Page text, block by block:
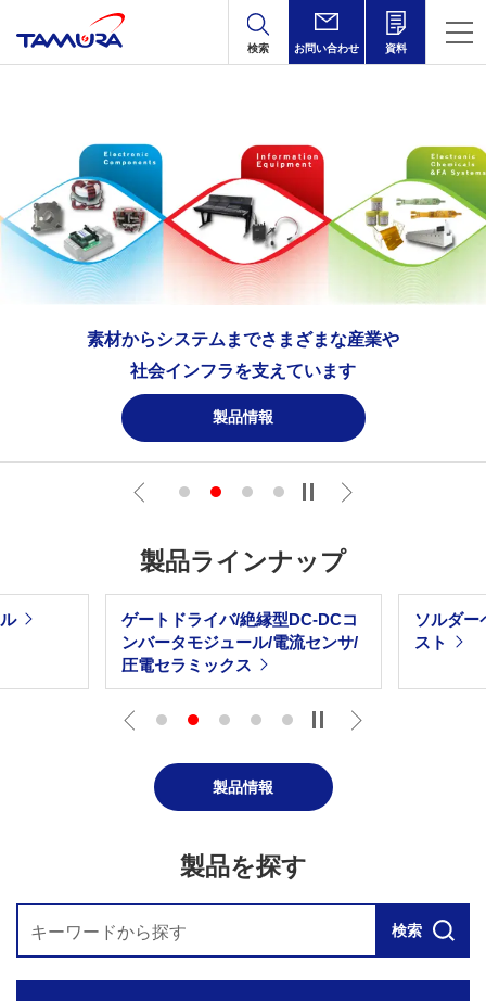
検索 お問い合わせ 資料
素材からシステムまでさまざまな産業や
社会インフラを支えています
製品情報
Previous
製品ラインナップ
ゲートドライバ/絶縁型DC-DCコ
ンバータモジュール/電流センサ/
圧電セラミックス
ソルダー
スト
Previous
製品情報
製品を探す
検索